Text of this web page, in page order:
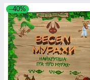
–40%